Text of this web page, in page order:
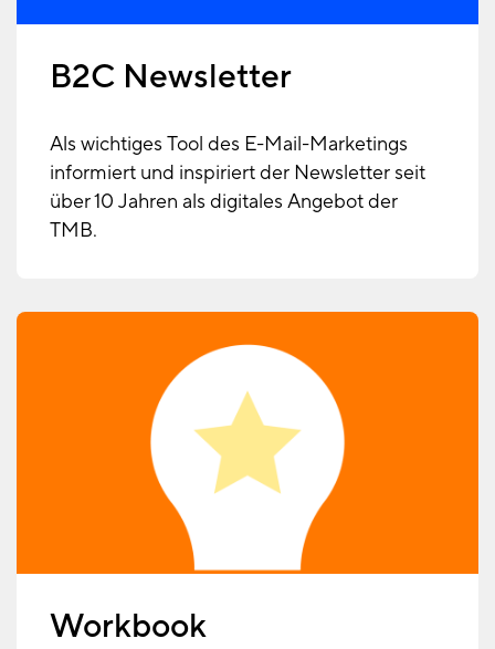
B2C Newsletter
Als wichtiges Tool des E-Mail-Marketings
informiert und inspiriert der Newsletter seit
über 10 Jahren als digitales Angebot der
TMB.
Workbook